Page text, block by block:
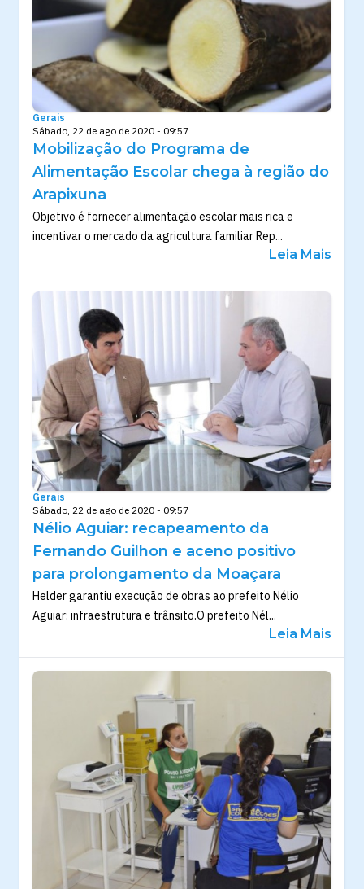
Gerais
Sábado, 22 de ago de 2020 - 09:57
Mobilização do Programa de
Alimentação Escolar chega à região do
Arapixuna
Objetivo é fornecer alimentação escolar mais rica e
incentivar o mercado da agricultura familiar Rep...
Leia Mais
Gerais
Sábado, 22 de ago de 2020 - 09:57
Nélio Aguiar: recapeamento da
Fernando Guilhon e aceno positivo
para prolongamento da Moaçara
Helder garantiu execução de obras ao prefeito Nélio
Aguiar: infraestrutura e trânsito.O prefeito Nél...
Leia Mais